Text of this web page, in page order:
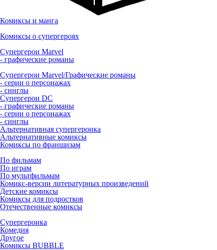
Комиксы и манга
Комиксы о супергероях
Супергерои Marvel
- графические романы
Супергерои Marvel/Графические романы
- серии о персонажах
- синглы
Супергерои DC
- графические романы
- серии о персонажах
- синглы
Альтернативная супергероика
Альтернативные комиксы
Комиксы по франшизам
По фильмам
По играм
По мультфильмам
Комикс-версии литературных произведений
Детские комиксы
Комиксы для подростков
Отечественные комиксы
Супергероика
Комедия
Другое
Комиксы BUBBLE